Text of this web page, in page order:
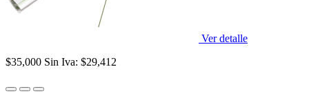
Ver detalle
$35,000 Sin Iva: $29,412